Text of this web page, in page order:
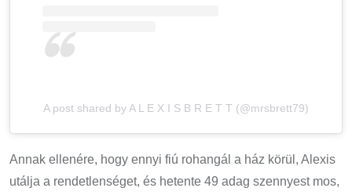
A post shared by A L E X I S B R E T T (@mrsbrett79)
Annak ellenére, hogy ennyi fiú rohangál a ház körül, Alexis
utálja a rendetlenséget, és hetente 49 adag szennyest mos,